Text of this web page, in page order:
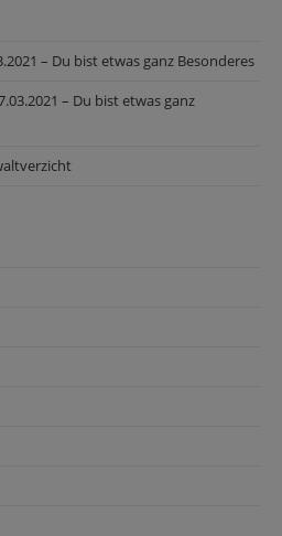
– Du bist etwas ganz Besonderes
– Du bist etwas ganz